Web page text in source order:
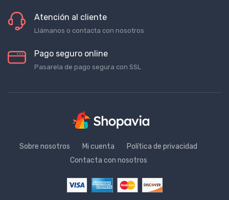
Atención al cliente
Llámanos o contacta con nosotros
Pago seguro online
Pasarela de pago segura con SSL
Sobre nosotros Mi cuenta
Política de privacidad
Contacta con nosotros